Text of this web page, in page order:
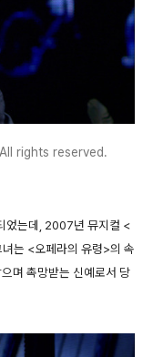
rights reserved.
었는데, 2007년 뮤지컬 <
는 <오페라의 유령>의 속
며 촉망받는 신예로서 당